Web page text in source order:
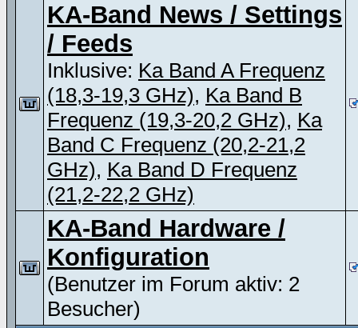
KA-Band News / Settings
/ Feeds
Inklusive: Ka Band A Frequenz
(18,3-19,3 GHz), Ka Band B
Frequenz (19,3-20,2 GHz), Ka
Band C Frequenz (20,2-21,2
GHz), Ka Band D Frequenz
(21,2-22,2 GHz)
KA-Band Hardware /
Konfiguration
(Benutzer im Forum aktiv: 2
Besucher)